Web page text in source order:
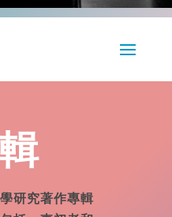
研究著作專輯